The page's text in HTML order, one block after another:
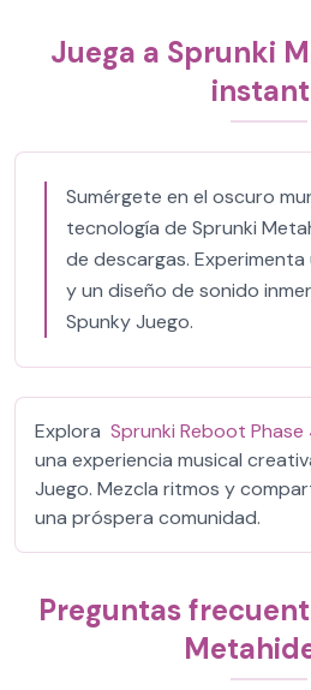
Juega a Sprunki
Sumérgete en el oscuro
tecnología de Sprunki
de descargas.
y un diseño de sonido
Spunky Juego.
Explora Sprunki Reboot Phase
una experiencia musical
Juego. Mezcla ritmos y
una próspera comunidad.
Preguntas